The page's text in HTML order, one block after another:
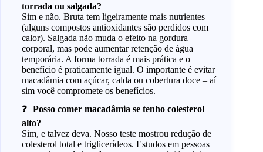
torrada ou salgada?
Sim e não. Bruta tem ligeiramente mais nutrientes
(alguns compostos antioxidantes são perdidos com
calor). Salgada não muda o efeito na gordura
corporal, mas pode aumentar retenção de água
temporária. A forma torrada é mais prática e o
benefício é praticamente igual. O importante é evitar
macadâmia com açúcar, calda ou cobertura doce – aí
sim você compromete os benefícios.
Posso comer macadâmia se tenho colesterol
alto?
Sim, e talvez deva. Nosso teste mostrou redução de
colesterol total e triglicerídeos. Estudos em pessoas